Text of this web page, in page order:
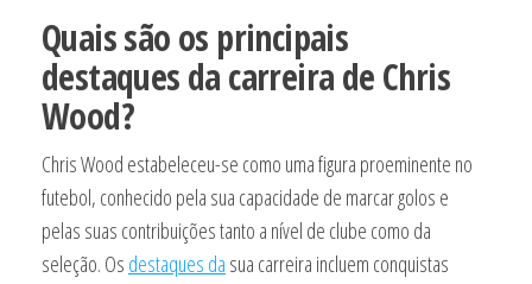
Quais são os principais
destaques da carreira de Chris
Wood?
Chris Wood estabeleceu-se como uma figura proeminente no
futebol, conhecido pela sua capacidade de marcar golos e
pelas suas contribuições tanto a nível de clube como da
seleção. Os destaques da sua carreira incluem conquistas